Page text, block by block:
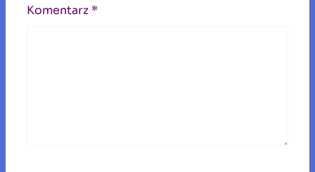
Komentarz *